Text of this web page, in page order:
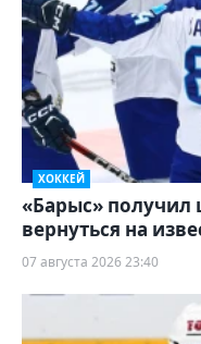
ХОККЕЙ
«Барыс» получил
вернуться на
07 августа 2026 23:40